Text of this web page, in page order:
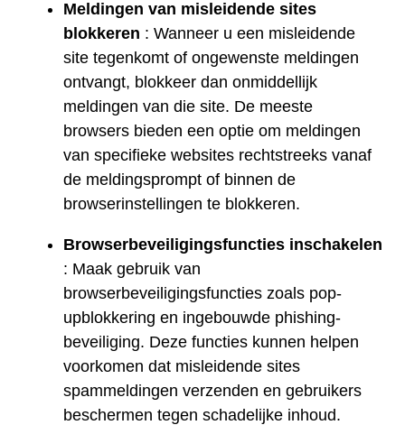
Meldingen van misleidende sites
blokkeren : Wanneer u een misleidende
site tegenkomt of ongewenste meldingen
ontvangt, blokkeer dan onmiddellijk
meldingen van die site. De meeste
browsers bieden een optie om meldingen
van specifieke websites rechtstreeks vanaf
de meldingsprompt of binnen de
browserinstellingen te blokkeren.
Browserbeveiligingsfuncties inschakelen
: Maak gebruik van
browserbeveiligingsfuncties zoals pop-
upblokkering en ingebouwde phishing-
beveiliging. Deze functies kunnen helpen
voorkomen dat misleidende sites
spammeldingen verzenden en gebruikers
beschermen tegen schadelijke inhoud.